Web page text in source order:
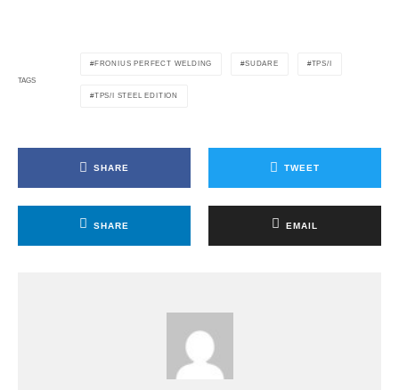
TAGS
FRONIUS PERFECT WELDING SUDARE TPS/I
TPS/I STEEL EDITION
SHARE TWEET
SHARE EMAIL